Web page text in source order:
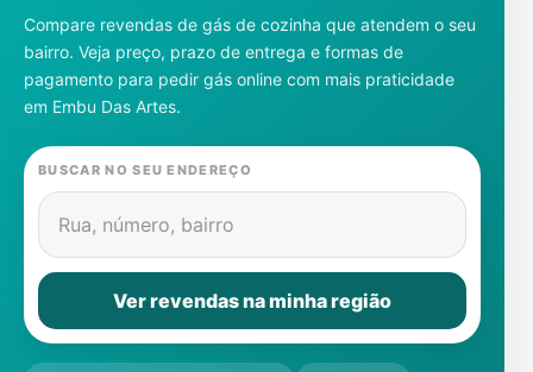
Notícias
Cadastre-se
Gás
Contatos
Compare revendas de gás de cozinha que atendem o seu
bairro. Veja preço, prazo de entrega e formas de
pagamento para pedir gás online com mais praticidade
em Embu Das Artes.
BUSCAR NO SEU ENDEREÇO
Rua, número, bairro
Ver revendas na minha região